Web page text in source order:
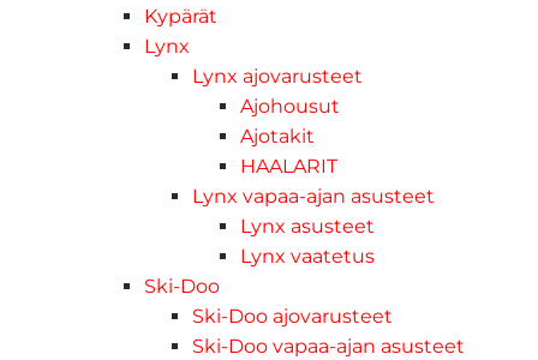
Kypärät
Lynx
Lynx ajovarusteet
Ajohousut
Ajotakit
HAALARIT
Lynx vapaa-ajan asusteet
Lynx asusteet
Lynx vaatetus
Ski-Doo
Ski-Doo ajovarusteet
Ski-Doo vapaa-ajan asusteet